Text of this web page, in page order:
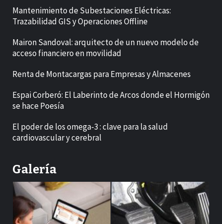
Mantenimiento de Subestaciones Eléctricas:
Trazabilidad GIS y Operaciones Offline
Mairon Sandoval: arquitecto de un nuevo modelo de
acceso financiero en movilidad
Renta de Montacargas para Empresas y Almacenes
Espai Corberó: El Laberinto de Arcos donde el Hormigón
se hace Poesía
El poder de los omega-3 : clave para la salud
cardiovascular y cerebral
Galería